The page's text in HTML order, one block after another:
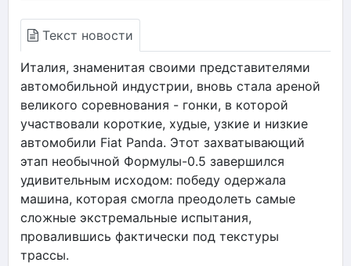
Текст новости
Италия, знаменитая своими представителями
автомобильной индустрии, вновь стала ареной
великого соревнования - гонки, в которой
участвовали короткие, худые, узкие и низкие
автомобили Fiat Panda. Этот захватывающий
этап необычной Формулы-0.5 завершился
удивительным исходом: победу одержала
машина, которая смогла преодолеть самые
сложные экстремальные испытания,
провалившись фактически под текстуры
трассы.